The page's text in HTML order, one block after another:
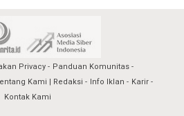
Privacy
Panduan Komunitas
Kami | Redaksi Info Iklan
Karir
Kontak Kami